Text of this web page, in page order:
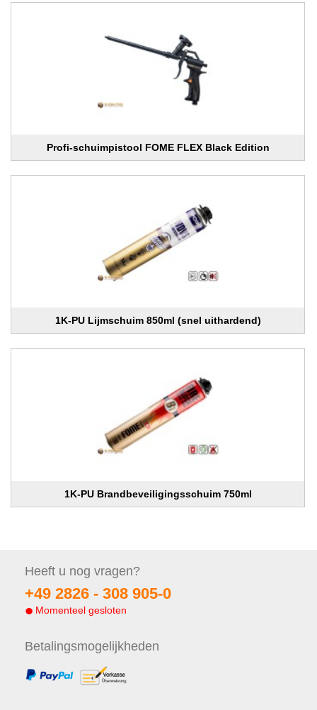
Profi-schuimpistool FOME FLEX Black Edition
1K-PU Lijmschuim 850ml (snel uithardend)
1K-PU Brandbeveiligingsschuim 750ml
Heeft u nog vragen?
+49 2826 - 308 905-0
Momenteel gesloten
Betalingsmogelijkheden